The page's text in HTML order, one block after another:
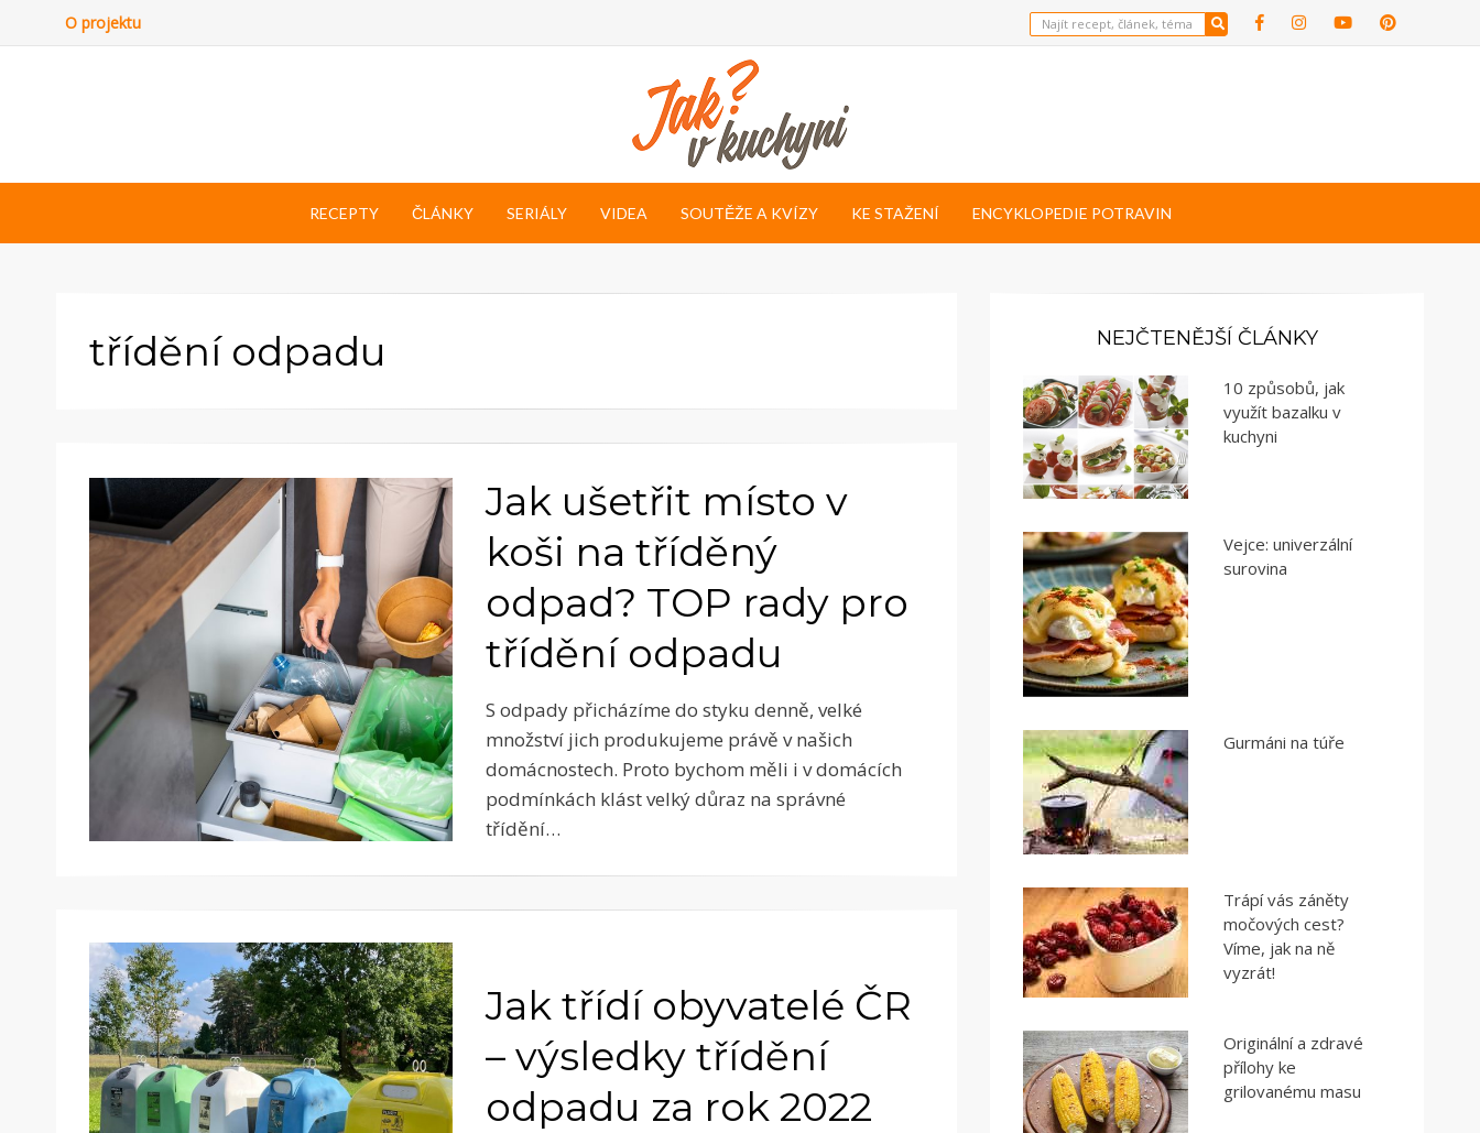
O projektu
RECEPTY ČLÁNKY SERIÁLY VIDEA SOUTĚŽE A KVÍZY KE STAŽENÍ ENCYKLOPEDIE POTRAVIN
třídění odpadu
Jak ušetřit místo v
koši na tříděný
odpad? TOP rady pro
třídění odpadu
S odpady přicházíme do styku denně, velké
množství jich produkujeme právě v našich
domácnostech. Proto bychom měli i v domácích
podmínkách klást velký důraz na správné
třídění…
Jak třídí obyvatelé ČR
– výsledky třídění
odpadu za rok 2022
NEJČTENĚJŠÍ ČLÁNKY
10 způsobů, jak
využít bazalku v
kuchyni
Vejce: univerzální
surovina
Gurmáni na túře
Trápí vás záněty
močových cest?
Víme, jak na ně
vyzrát!
Originální a zdravé
přílohy ke
grilovanému masu